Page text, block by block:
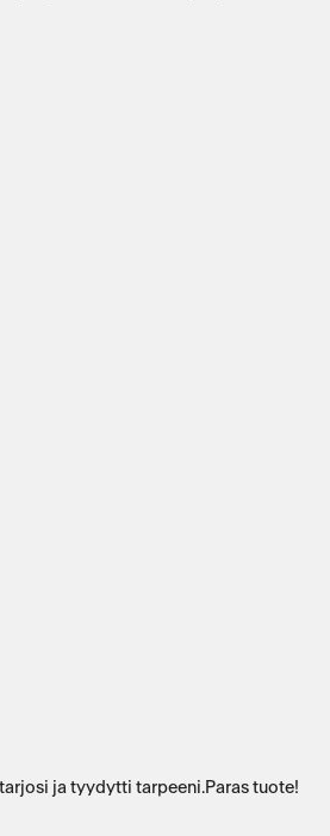
ja tyydytti tarpeeni.Paras tuote!